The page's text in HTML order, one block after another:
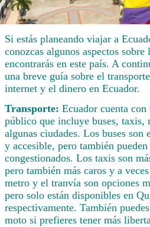
Si estás planeando viajar a
conozcas algunos aspectos
encontrarás en este país. A
una breve guía sobre el
internet y el dinero en Ecuador.
Transporte: Ecuador cuenta
público que incluye buses, taxis,
algunas ciudades. Los buses son
y accesible, pero también
congestionados. Los taxis son
pero también más caros y a
metro y el tranvía son opciones
pero solo están disponibles en
respectivamente. También
moto si prefieres tener más